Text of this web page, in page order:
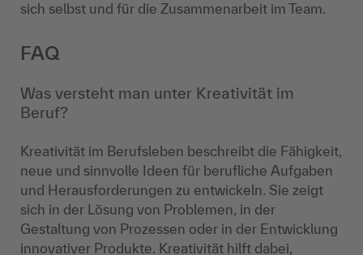
sich selbst und für die Zusammenarbeit im Team.
FAQ
Was versteht man unter Kreativität im
Beruf?
Kreativität im Berufsleben beschreibt die Fähigkeit,
neue und sinnvolle Ideen für berufliche Aufgaben
und Herausforderungen zu entwickeln. Sie zeigt
sich in der Lösung von Problemen, in der
Gestaltung von Prozessen oder in der Entwicklung
innovativer Produkte. Kreativität hilft dabei,